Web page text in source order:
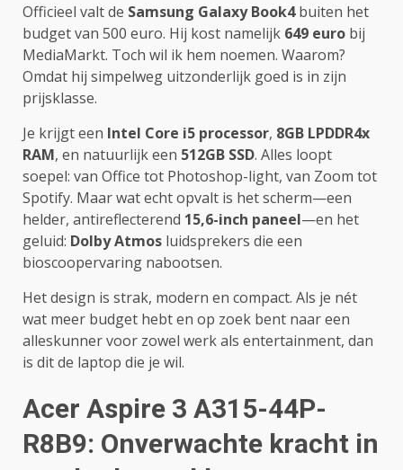
Officieel valt de Samsung Galaxy Book4buiten het
budget van 500 euro. Hij kost namelijk 649 euro bij
MediaMarkt. Toch wil ik hem noemen. Waarom?
Omdat hij simpelweg uitzonderlijk goed is in zijn
prijsklasse.
Je krijgt een Intel Core i5 processor, 8GB LPDDR4x
RAM, en natuurlijk een 512GB SSD. Alles loopt
soepel: van Office tot Photoshop-light, van Zoom tot
Spotify. Maar wat echt opvalt is het scherm—een
helder, antireflecterend 15,6-inch paneel—en het
geluid: Dolby Atmos luidsprekers die een
bioscoopervaring nabootsen.
Het design is strak, modern en compact. Als je nét
wat meer budget hebt en op zoek bent naar een
alleskunner voor zowel werk als entertainment, dan
is dit de laptop die je wil.
Acer Aspire 3 A315-44P-
R8B9: Onverwachte kracht in